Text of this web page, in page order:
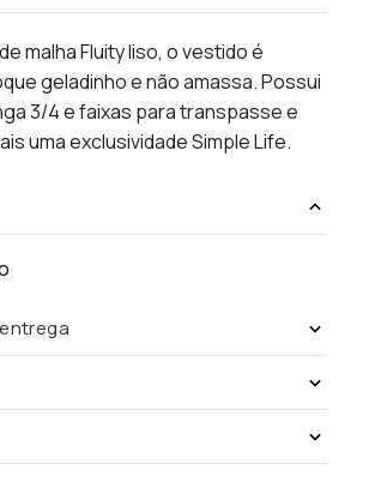
malha Fluity liso, o vestido é
geladinho e não amassa. Possui
3/4 e faixas para transpasse e
uma exclusividade Simple Life.